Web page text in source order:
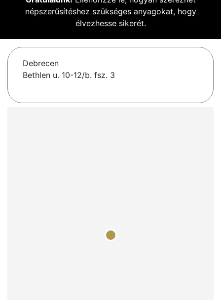
népszerűsítéshez szükséges anyagokat, hogy
élvezhesse sikerét.
Debrecen
Bethlen u. 10-12/b. fsz. 3